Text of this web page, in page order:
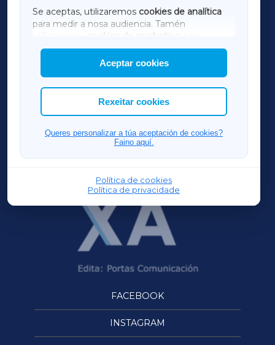
Se aceptas, utilizaremos cookies de analítica
para medir a nosa audiencia. Tamén
utilizaremos
cookies de marketing
mostrar publicidade de terceiros.
Así mesmo, podes personalizar a elección das
cookies que desexas permitir.
Aceptar cookies
Rexeitar cookies
Queres personalizar a túa aceptación de cookies?
Faino aquí.
Política de cookies
Política de privacidade
AMARIÑAXA
RIBEIRASACRAXA
ACORUÑAXA
FERROLXA
OURENSEXA
FACEBOOK
INSTAGRAM